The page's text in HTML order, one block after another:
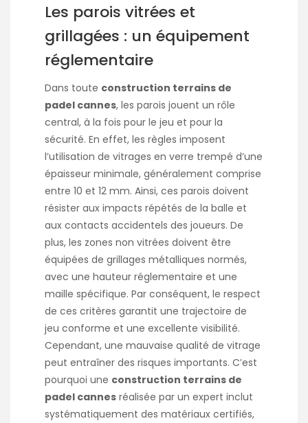
Les parois vitrées et
grillagées : un équipement
réglementaire
Dans toute construction terrains de
padel cannes, les parois jouent un rôle
central, à la fois pour le jeu et pour la
sécurité. En effet, les règles imposent
l’utilisation de vitrages en verre trempé d’une
épaisseur minimale, généralement comprise
entre 10 et 12 mm. Ainsi, ces parois doivent
résister aux impacts répétés de la balle et
aux contacts accidentels des joueurs. De
plus, les zones non vitrées doivent être
équipées de grillages métalliques normés,
avec une hauteur réglementaire et une
maille spécifique. Par conséquent, le respect
de ces critères garantit une trajectoire de
jeu conforme et une excellente visibilité.
Cependant, une mauvaise qualité de vitrage
peut entraîner des risques importants. C’est
pourquoi une construction terrains de
padel cannes réalisée par un expert inclut
systématiquement des matériaux certifiés,